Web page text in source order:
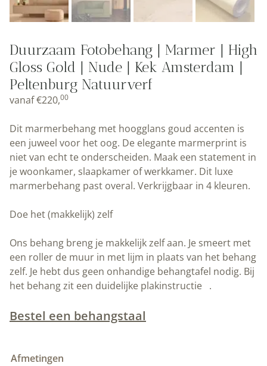
Duurzaam Fotobehang | Marmer | High
Gloss Gold | Nude | Kek Amsterdam |
Peltenburg Natuurverf
vanaf€220,00
Dit marmerbehang met hoogglans goud accenten is
een juweel voor het oog. De elegante marmerprint is
niet van echt te onderscheiden. Maak een statement in
je woonkamer, slaapkamer of werkkamer. Dit luxe
marmerbehang past overal. Verkrijgbaar in 4 kleuren.
Doe het (makkelijk) zelf
Ons behang breng je makkelijk zelf aan. Je smeert met
een roller de muur in met lijm in plaats van het behang
zelf. Je hebt dus geen onhandige behangtafel nodig. Bij
het behang zit een duidelijke plakinstructie .
Bestel een behangstaal
Afmetingen